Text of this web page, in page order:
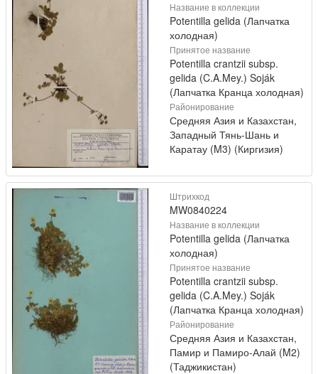
Название в коллекции
Potentilla gelida (Лапчатка
холодная)
Принятое название
Potentilla crantzii subsp.
gelida (C.A.Mey.) Soják
(Лапчатка Кранца холодная)
Районирование
Средняя Азия и Казахстан,
Западный Тянь-Шань и
Каратау (M3) (Киргизия)
Штрихкод
MW0840224
Название в коллекции
Potentilla gelida (Лапчатка
холодная)
Принятое название
Potentilla crantzii subsp.
gelida (C.A.Mey.) Soják
(Лапчатка Кранца холодная)
Районирование
Средняя Азия и Казахстан,
Памир и Памиро-Алай (M2)
(Таджикистан)